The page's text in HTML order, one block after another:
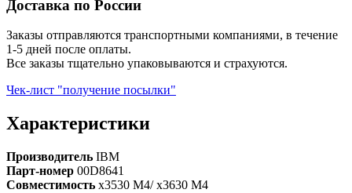
Доставка по России
Заказы отправляются транспортными компаниями, в течение
1-5 дней после оплаты.
Все заказы тщательно упаковываются и страхуются.
Чек-лист "получение посылки"
Характеристики
Производитель IBM
Парт-номер 00D8641
Совместимость x3530 M4/ x3630 M4